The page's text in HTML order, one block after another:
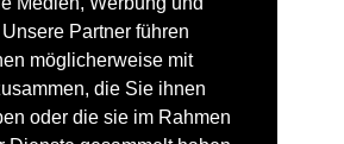
Partner führen
möglicherweise mit
die Sie ihnen
oder die sie im Rahmen